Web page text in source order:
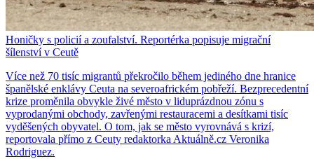
Honičky s policií a zoufalství. Reportérka popisuje migrační
šílenství v Ceutě
Více než 70 tisíc migrantů překročilo během jediného dne hranice
španělské enklávy Ceuta na severoafrickém pobřeží. Bezprecedentní
krize proměnila obvykle živé město v liduprázdnou zónu s
vyprodanými obchody, zavřenými restauracemi a desítkami tisíc
vyděšených obyvatel. O tom, jak se město vyrovnává s krizí,
reportovala přímo z Ceuty redaktorka Aktuálně.cz Veronika
Rodriguez.